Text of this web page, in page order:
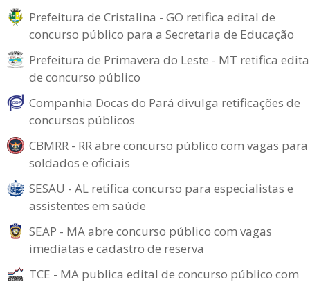
Prefeitura de Cristalina - GO retifica edital de
concurso público para a Secretaria de Educação
Prefeitura de Primavera do Leste - MT retifica
de concurso público
Companhia Docas do Pará divulga retificações de
concursos públicos
CBMRR - RR abre concurso público com vagas para
soldados e oficiais
SESAU - AL retifica concurso para especialistas e
assistentes em saúde
SEAP - MA abre concurso público com vagas
imediatas e cadastro de reserva
TCE - MA publica edital de concurso público com